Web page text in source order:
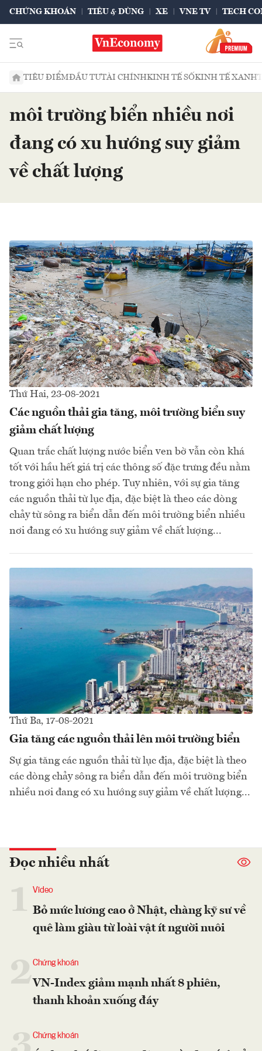
CHỨNG KHOÁN TIÊU & DÙNG XE VNE TV TECH
TIÊU ĐIỂMĐẦU TƯTÀI CHÍNHKINH TẾ SỐKINH TẾ XANH
môi trường biển nhiều nơi
đang có xu hướng suy giảm
về chất lượng
Thứ Hai, 23-08-2021
Các nguồn thải gia tăng, môi trường biển suy
giảm chất lượng
Quan trắc chất lượng nước biển ven bờ vẫn còn khá
tốt với hầu hết giá trị các thông số đặc trưng đều nằm
trong giới hạn cho phép. Tuy nhiên, với sự gia tăng
các nguồn thải từ lục địa, đặc biệt là theo các dòng
chảy từ sông ra biển dẫn đến môi trường biển nhiều
nơi đang có xu hướng suy giảm về chất lượng...
Thứ Ba, 17-08-2021
Gia tăng các nguồn thải lên môi trường biển
Sự gia tăng các nguồn thải từ lục địa, đặc biệt là theo
các dòng chảy sông ra biển dẫn đến môi trường biển
nhiều nơi đang có xu hướng suy giảm về chất lượng...
Đọc nhiều nhất
Video
Bỏ mức lương cao ở Nhật, chàng kỹ sư về
quê làm giàu từ loài vật ít người nuôi
2Chứng khoán
VN-Index giảm mạnh nhất 8 phiên,
thanh khoản xuống đáy
Chứng khoán